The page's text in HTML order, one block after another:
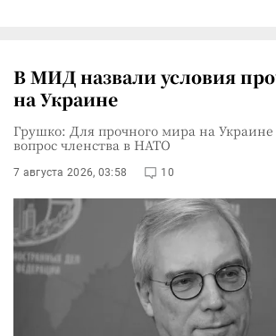
В МИД назвали условия
на Украине
Грушко: Для прочного мира на
вопрос членства в НАТО
7 августа 2026, 03:58 10